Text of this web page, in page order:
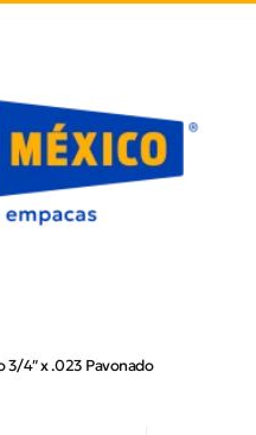
3/4″ x .023 Pavonado